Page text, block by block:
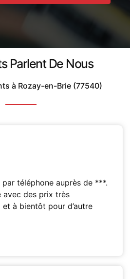
Parlent De Nous
à Rozay-en-Brie (77540)
par téléphone auprès de ***.
avec des prix très
à bientôt pour d’autre